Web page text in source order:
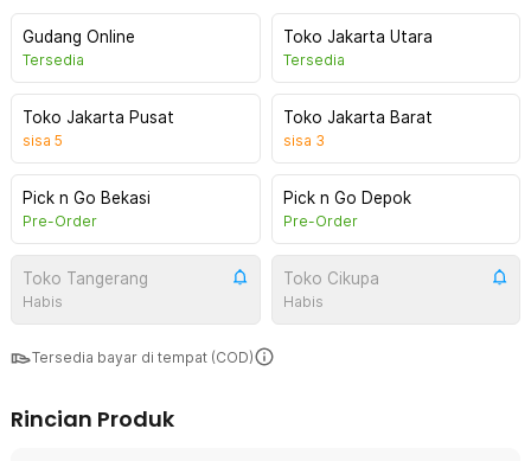
Gudang Online
Tersedia
Toko Jakarta Utara
Tersedia
Toko Jakarta Pusat
sisa 5
Toko Jakarta Barat
sisa 3
Pick n Go Bekasi
Pre-Order
Pick n Go Depok
Pre-Order
Toko Tangerang
Habis
Toko Cikupa
Habis
Tersedia bayar di tempat (COD)
Rincian Produk